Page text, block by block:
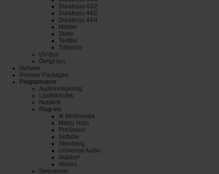
Duratruss 43/2
Duratruss 44/2
Duratruss 44/4
Möbler
Stativ
Textiler
Tillbehör
UV-ljus
Övrigt ljus
Nyheter
Pioneer Packages
Programvaror
Audioredigering
Ljudbibliotek
Notskrift
Plug-ins
IK Multimedia
Metric Halo
PreSonus
Softube
Steinberg
Universal Audio
Waldorf
Waves
Sequencer